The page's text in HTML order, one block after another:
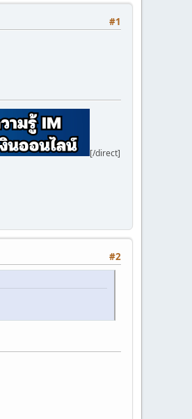
#1
[/direct]
#2